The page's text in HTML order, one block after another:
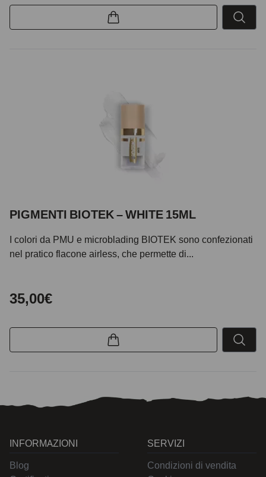
PIGMENTI BIOTEK – WHITE 15ML
I colori da PMU e microblading BIOTEK sono confezionati
nel pratico flacone airless, che permette di...
35,00€
INFORMAZIONI
Blog
SERVIZI
Condizioni di vendita